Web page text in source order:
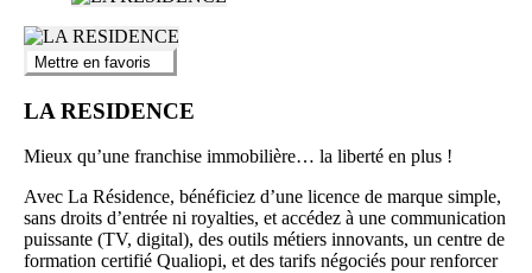
Mettre en favoris
LA RESIDENCE
Mieux qu’une franchise immobilière… la liberté en plus !
Avec La Résidence, bénéficiez d’une licence de marque simple,
sans droits d’entrée ni royalties, et accédez à une communication
puissante (TV, digital), des outils métiers innovants, un centre de
formation certifié Qualiopi, et des tarifs négociés pour renforcer